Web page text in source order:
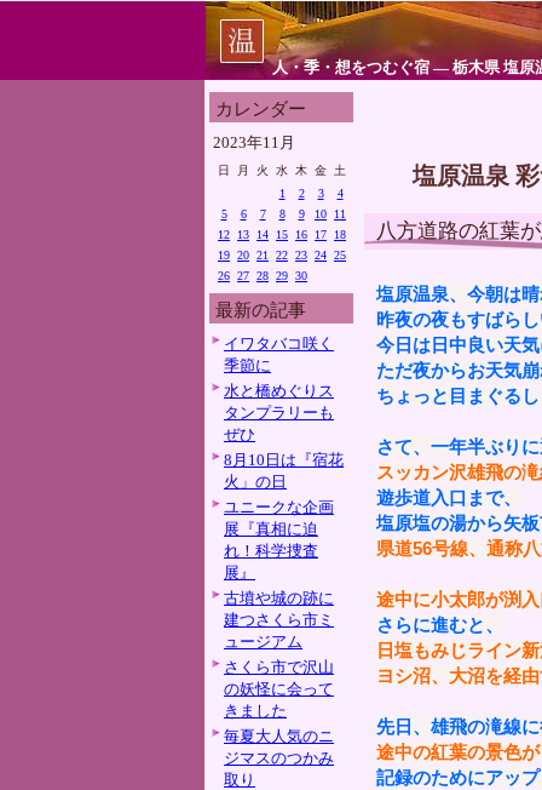
人・季・想をつむぐ宿 ― 栃木県 塩原
カレンダー
2023年11月
日 月 火 水 木 金
土
1
2 3
4
5
6 7 8 9 10
11
12
13 14 15 16 17
18
19 20 21 22 23 24 25
26 27 28 29 30
最新の記事
イワタバコ咲く
季節に
水と橋めぐりス
タンプラリーも
ぜひ
8月10日は『宿花
火」の日
ユニークな企画
展『真相に迫
れ！科学捜査
展』
古墳や城の跡に
建つさくら市ミ
ュージアム
さくら市で沢山
の妖怪に会って
きました
毎夏大人気のニ
ジマスのつかみ
取り
塩原温泉
八方道路の紅葉
塩原温泉、今朝は
昨夜の夜もすばら
今日は日中良い天
ただ夜からお天気
ちょっと目まぐる
さて、一年半ぶり
スッカン沢雄飛の
遊歩道入口まで、
塩原塩の湯から矢
県道56号線、通称
途中に小太郎が渕
さらに進むと、
日塩もみじライン
ヨシ沼、大沼を経
先日、雄飛の滝線
途中の紅葉の景色
記録のためにアッ